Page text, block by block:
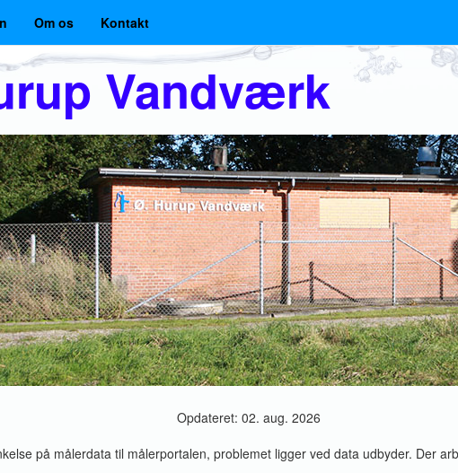
Vandværk
Om os Kontakt
Opdateret: 02. aug. 2026
på målerdata til målerportalen, problemet ligger ved data udbyder. Der